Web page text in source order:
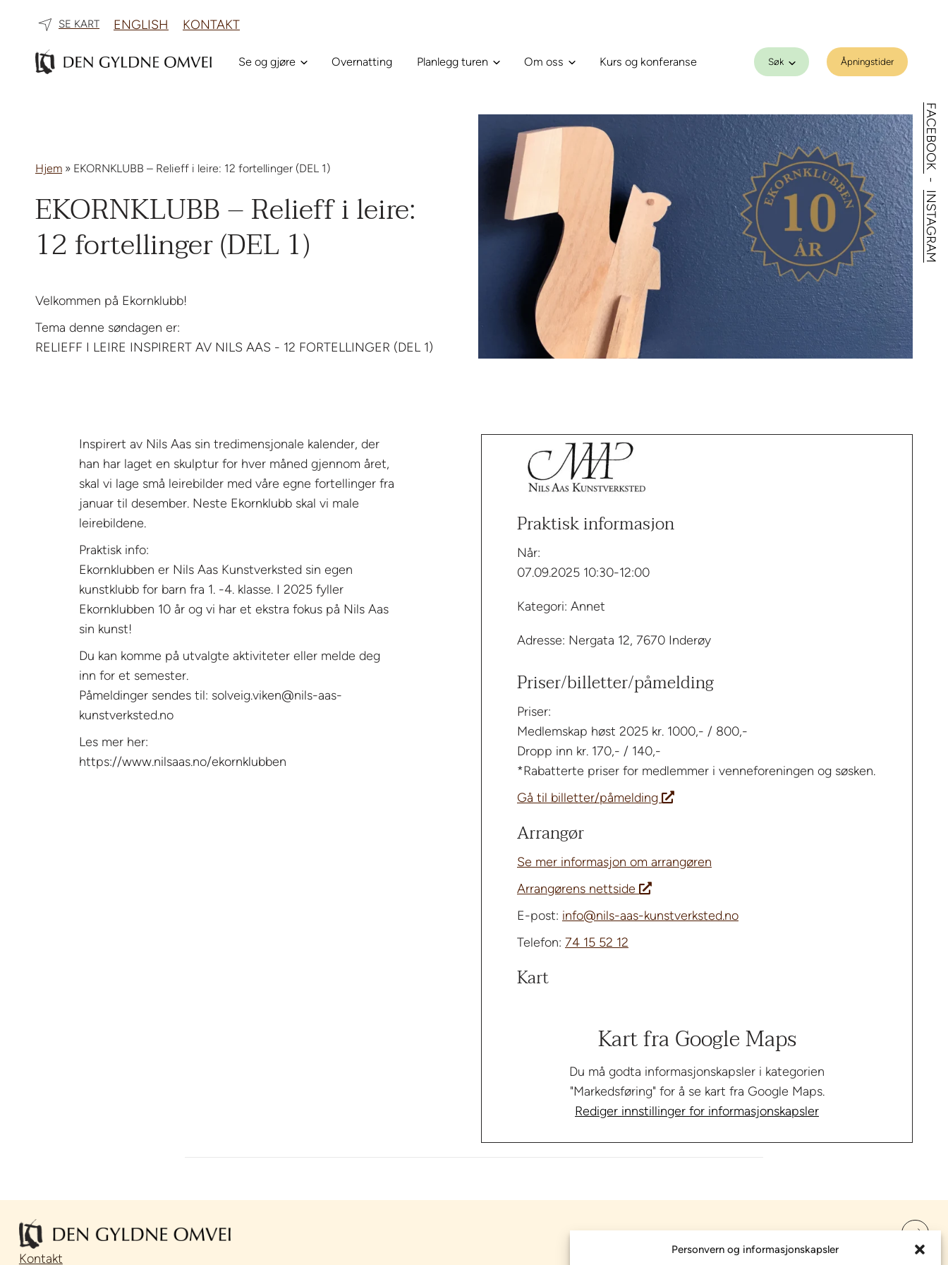
Personvern og informasjonskapsler
SE KART ENGLISH KONTAKT
Se og gjøre Overnatting Planlegg turen Om oss Kurs og konferanse Søk Åpningstider
FACEBOOK
-
INSTAGRAM
Hjem » EKORNKLUBB – Relieff i leire: 12 fortellinger (DEL 1)
EKORNKLUBB – Relieff i leire:
12 fortellinger (DEL 1)
Velkommen på Ekornklubb!
Tema denne søndagen er:
RELIEFF I LEIRE INSPIRERT AV NILS AAS - 12 FORTELLINGER (DEL 1)
Inspirert av Nils Aas sin tredimensjonale kalender, der
han har laget en skulptur for hver måned gjennom året,
skal vi lage små leirebilder med våre egne fortellinger fra
januar til desember. Neste Ekornklubb skal vi male
leirebildene.
Praktisk info:
Ekornklubben er Nils Aas Kunstverksted sin egen
kunstklubb for barn fra 1. -4. klasse. I 2025 fyller
Ekornklubben 10 år og vi har et ekstra fokus på Nils Aas
sin kunst!
Du kan komme på utvalgte aktiviteter eller melde deg
inn for et semester.
Påmeldinger sendes til: solveig.viken@nils-aas-
kunstverksted.no
Les mer her:
https://www.nilsaas.no/ekornklubben
Praktisk informasjon
Når:
07.09.2025 10:30-12:00
Kategori: Annet
Adresse: Nergata 12, 7670 Inderøy
Priser/billetter/påmelding
Priser:
Medlemskap høst 2025 kr. 1000,- / 800,-
Dropp inn kr. 170,- / 140,-
*Rabatterte priser for medlemmer i venneforeningen og søsken.
Gå til billetter/påmelding
Arrangør
Se mer informasjon om arrangøren
Arrangørens nettside
E-post: info@nils-aas-kunstverksted.no
Telefon: 74 15 52 12
Kart
Kart fra Google Maps
Du må godta informasjonskapsler i kategorien
"Markedsføring" for å se kart fra Google Maps.
Rediger innstillinger for informasjonskapsler
Kontakt
OPPLEVE, SE OG GJØRE